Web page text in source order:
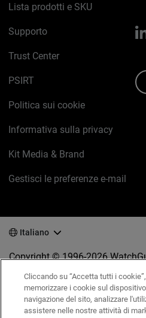
Lista prodotti e SKU
Supporto
Trust Center
PSIRT
Politica sui cookie
Informativa sulla privacy
Kit Media & Brand
Gestisci le preferenze e-mail
Italiano
Copyright © 1996-2026
tutti i diritti riservati.
Terms of
Cliccando su “Accetta tutti i
memorizzare i cookie sul
navigazione del sito, analizzare
assistere nelle nostre attività di